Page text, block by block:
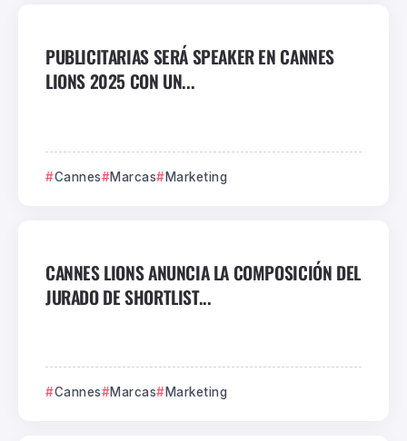
PUBLICITARIAS SERÁ SPEAKER EN CANNES
LIONS 2025 CON UN...
Cannes Marcas Marketing
CANNES LIONS ANUNCIA LA COMPOSICIÓN DEL
JURADO DE SHORTLIST...
Cannes Marcas Marketing